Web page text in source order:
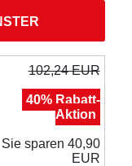
102,24 EUR
40% Rabatt-
Aktion
Sie sparen 40,90
EUR